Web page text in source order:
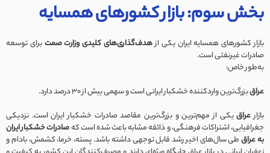
بخش سوم: بازار کشورهای همسایه
بازار کشورهای همسایه ایران یکی ازهدف‌گذاری‌های کلیدی وزارت صمتبرای توسعه
صادرات غیرنفتی است.
به‌طور خاص:
عراقبزرگ‌ترین واردکننده خشکبار ایرانی است و سهمی بیش از 30 درصد دارد.
بازارعراقیکی از مهم‌ترین و بزرگ‌ترین مقاصد صادرات خشکبار ایران است. نزدیکی
جغرافیایی، اشتراکات فرهنگی، و ذائقه مشابه باعث شده است کهصادرات خشکبار ایران
به عراقطی سال‌های اخیر رشد قابل توجهی داشته باشد. پسته، خرما، کشمش، بادام و